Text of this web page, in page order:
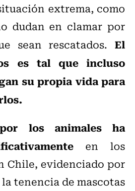
extrema, como
dudan en clamar por
sean rescatados. El
es tal que incluso
su propia vida para
los animales ha
en los
Chile, evidenciado por
tenencia de mascotas